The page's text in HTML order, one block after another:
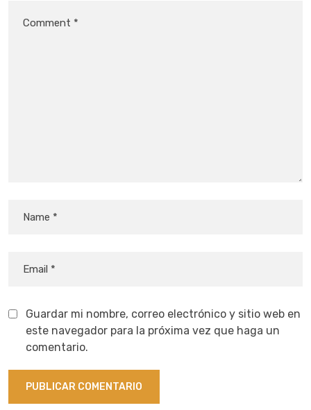
Guardar mi nombre, correo electrónico y sitio web en
este navegador para la próxima vez que haga un
comentario.